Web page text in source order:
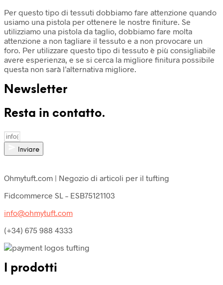
Per questo tipo di tessuti dobbiamo fare attenzione quando
usiamo una pistola per ottenere le nostre finiture. Se
utilizziamo una pistola da taglio, dobbiamo fare molta
attenzione a non tagliare il tessuto e a non provocare un
foro. Per utilizzare questo tipo di tessuto è più consigliabile
avere esperienza, e se si cerca la migliore finitura possibile
questa non sarà l’alternativa migliore.
Newsletter
Resta in contatto.
Inviare
Ohmytuft.com | Negozio di articoli per il tufting
Fidcommerce SL – ESB75121103
info@ohmytuft.com
(+34) 675 988 4333
I prodotti